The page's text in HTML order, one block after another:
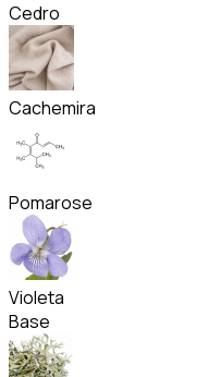
Cedro
Cachemira
Pomarose
Violeta
Base